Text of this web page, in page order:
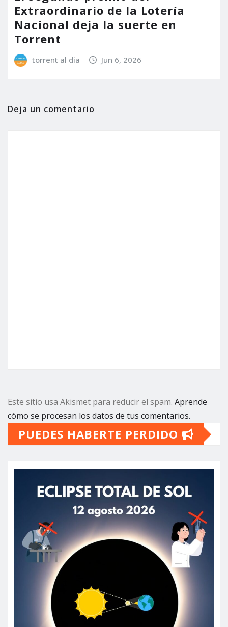
Extraordinario de la Lotería
Nacional deja la suerte en
Torrent
torrent al dia Jun 6, 2026
Deja un comentario
Este sitio usa Akismet para reducir el spam. Aprende
cómo se procesan los datos de tus comentarios.
PUEDES HABERTE PERDIDO